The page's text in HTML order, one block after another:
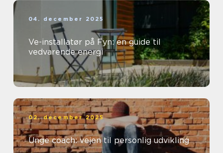
04. december 2025
Ve-installatør på Fyn: en guide til
vedvarende energi
02. december 2025
Unge coach: vejen til personlig udvikling